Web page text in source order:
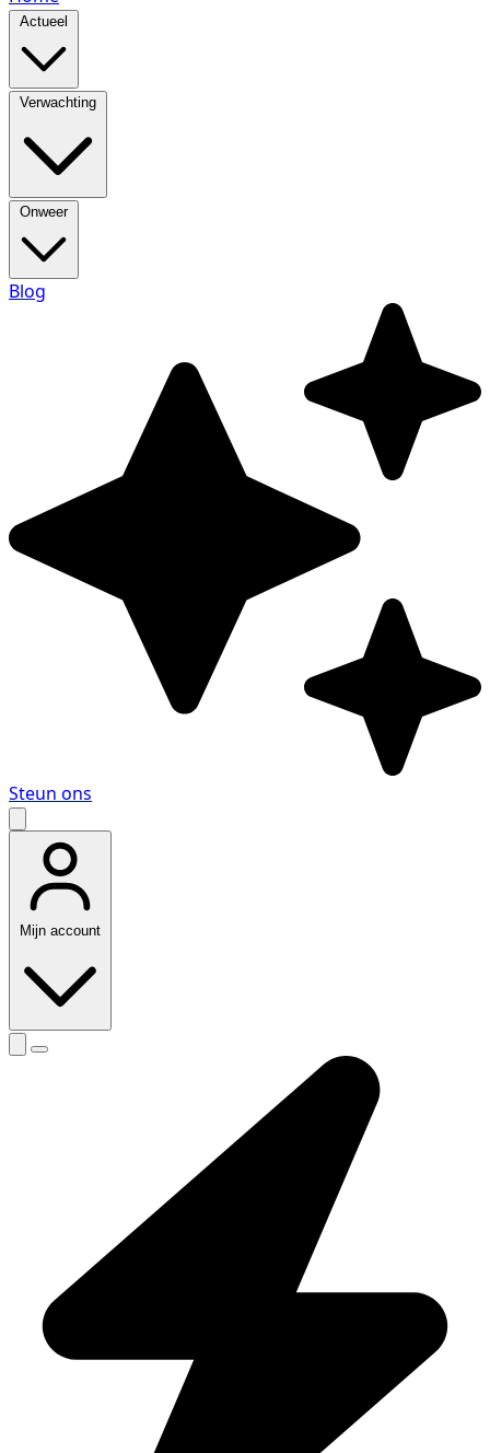
Actueel
Verwachting
Onweer
Blog
Steun ons
Mijn account